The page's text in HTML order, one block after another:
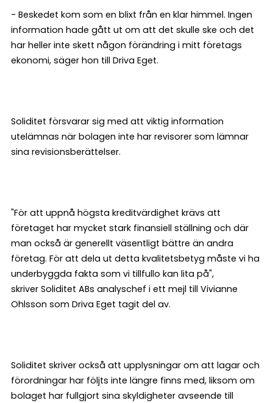
- Beskedet kom som en blixt från en klar himmel. Ingen
information hade gått ut om att det skulle ske och det
har heller inte skett någon förändring i mitt företags
ekonomi, säger hon till Driva Eget.
Soliditet försvarar sig med att viktig information
utelämnas när bolagen inte har revisorer som lämnar
sina revisionsberättelser.
"För att uppnå högsta kreditvärdighet krävs att
företaget har mycket stark finansiell ställning och där
man också är generellt väsentligt bättre än andra
företag. För att dela ut detta kvalitetsbetyg måste vi ha
underbyggda fakta som vi tillfullo kan lita på",
skriver Soliditet ABs analyschef i ett mejl till Vivianne
Ohlsson som Driva Eget tagit del av.
Soliditet skriver också att upplysningar om att lagar och
förordningar har följts inte längre finns med, liksom om
bolaget har fullgjort sina skyldigheter avseende till